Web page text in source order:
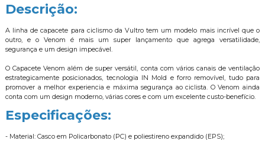
Descrição:
A linha de capacete para ciclismo da Vultro tem um modelo mais incrível que o
outro, e o Venom é mais um super lançamento que agrega versatilidade,
segurança e um design impecável.
O Capacete Venom além de super versátil, conta com vários canais de ventilação
estrategicamente posicionados, tecnologia IN Mold e forro removível, tudo para
promover a melhor experiencia e máxima segurança ao ciclista. O Venom ainda
conta com um design moderno, várias cores e com um excelente custo-benefício.
Especificações:
- Material: Casco em Policarbonato (PC) e poliestireno expandido (EPS);